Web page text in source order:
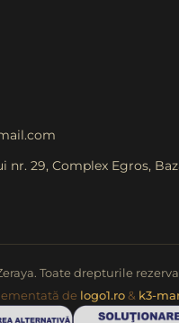
nr. 29, Complex Egros,
Toate drepturile
de logo1.ro & k3-